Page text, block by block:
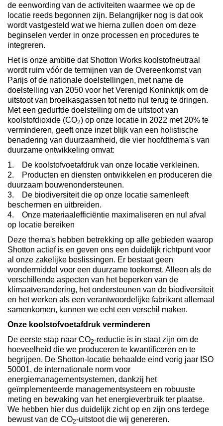
de eenwording van de activiteiten waarmee we op de
locatie reeds begonnen zijn. Belangrijker nog is dat ook
wordt vastgesteld wat we hierna zullen doen om deze
beginselen verder in onze processen en procedures te
integreren.
Het is onze ambitie dat Shotton Works koolstofneutraal
wordt ruim vóór de termijnen van de Overeenkomst van
Parijs of de nationale doelstellingen, met name de
doelstelling van 2050 voor het Verenigd Koninkrijk om de
uitstoot van broeikasgassen tot netto nul terug te dringen.
Met een gedurfde doelstelling om de uitstoot van
koolstofdioxide (CO2) op onze locatie in 2022 met 20% te
verminderen, geeft onze inzet blijk van een holistische
benadering van duurzaamheid, die vier hoofdthema's van
duurzame ontwikkeling omvat:
1. De koolstofvoetafdruk van onze locatie verkleinen.
2. Producten en diensten ontwikkelen en produceren die
duurzaam bouwenondersteunen.
3. De biodiversiteit die op onze locatie samenleeft
beschermen en uitbreiden.
4. Onze materiaalefficiëntie maximaliseren en nul afval
op locatie bereiken
Deze thema's hebben betrekking op alle gebieden waarop
Shotton actief is en geven ons een duidelijk richtpunt voor
al onze zakelijke beslissingen. Er bestaat geen
wondermiddel voor een duurzame toekomst. Alleen als de
verschillende aspecten van het beperken van de
klimaatverandering, het ondersteunen van de biodiversiteit
en het werken als een verantwoordelijke fabrikant allemaal
samenkomen, kunnen we echt een verschil maken.
Onze koolstofvoetafdruk verminderen
De eerste stap naar CO2-reductie is in staat zijn om de
hoeveelheid die we produceren te kwantificeren en te
begrijpen. De Shotton-locatie behaalde eind vorig jaar ISO
50001, de internationale norm voor
energiemanagementsystemen, dankzij het
geïmplementeerde managementsysteem en robuuste
meting en bewaking van het energieverbruik ter plaatse.
We hebben hier dus duidelijk zicht op en zijn ons terdege
bewust van de CO2-uitstoot die wij genereren.